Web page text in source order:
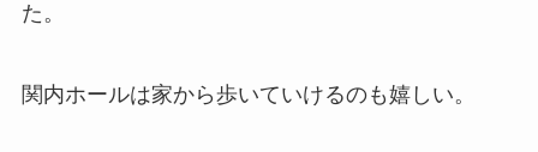
た。
関内ホールは家から歩いていけるのも嬉しい。